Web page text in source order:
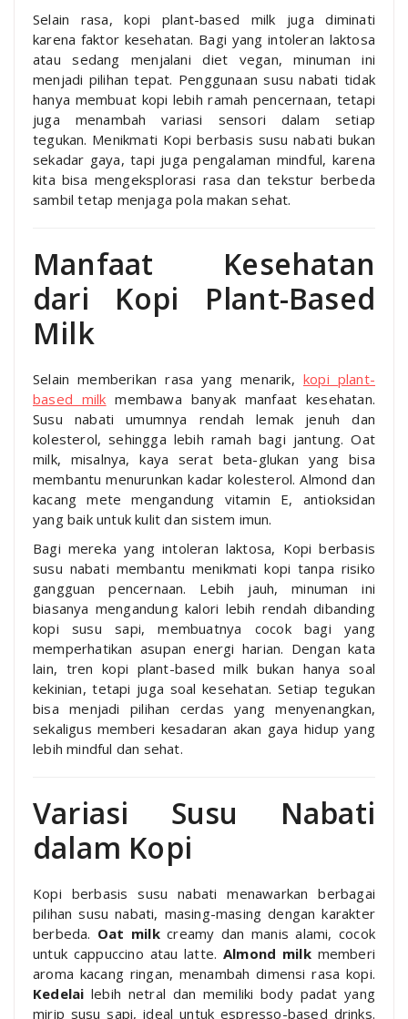
Selain rasa, kopi plant-based milk juga diminati
karena faktor kesehatan. Bagi yang intoleran laktosa
atau sedang menjalani diet vegan, minuman ini
menjadi pilihan tepat. Penggunaan susu nabati tidak
hanya membuat kopi lebih ramah pencernaan, tetapi
juga menambah variasi sensori dalam setiap
tegukan. Menikmati Kopi berbasis susu nabati bukan
sekadar gaya, tapi juga pengalaman mindful, karena
kita bisa mengeksplorasi rasa dan tekstur berbeda
sambil tetap menjaga pola makan sehat.
Manfaat Kesehatan
dari Kopi Plant-Based
Milk
Selain memberikan rasa yang menarik, kopi plant-
based milk membawa banyak manfaat kesehatan.
Susu nabati umumnya rendah lemak jenuh dan
kolesterol, sehingga lebih ramah bagi jantung. Oat
milk, misalnya, kaya serat beta-glukan yang bisa
membantu menurunkan kadar kolesterol. Almond dan
kacang mete mengandung vitamin E, antioksidan
yang baik untuk kulit dan sistem imun.
Bagi mereka yang intoleran laktosa, Kopi berbasis
susu nabati membantu menikmati kopi tanpa risiko
gangguan pencernaan. Lebih jauh, minuman ini
biasanya mengandung kalori lebih rendah dibanding
kopi susu sapi, membuatnya cocok bagi yang
memperhatikan asupan energi harian. Dengan kata
lain, tren kopi plant-based milk bukan hanya soal
kekinian, tetapi juga soal kesehatan. Setiap tegukan
bisa menjadi pilihan cerdas yang menyenangkan,
sekaligus memberi kesadaran akan gaya hidup yang
lebih mindful dan sehat.
Variasi Susu Nabati
dalam Kopi
Kopi berbasis susu nabati menawarkan berbagai
pilihan susu nabati, masing-masing dengan karakter
berbeda. Oat milkcreamy dan manis alami, cocok
untuk cappuccino atau latte.Almond milkmemberi
aroma kacang ringan, menambah dimensi rasa kopi.
Kedelai lebih netral dan memiliki body padat yang
mirip susu sapi, ideal untuk espresso-based drinks.